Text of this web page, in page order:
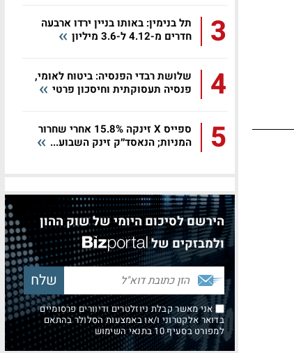
3
תל בנימין: באותו בניין ירדו ארבעה
חדרים מ-4.12 ל-3.6 מיליון
4
שלושת רבדי הפנסיה: ביטוח לאומי,
פנסיה תעסוקתית וחיסכון פרטי
5
ספייס X זינקה 15.8% אחרי שחרור
המניות; הנאסד״ק זינק השבוע...
הירשם לסיכום היומי של שוק ההון
ולמבזקים של
אני מאשר קבלת ניוזלטרים ודיוורים פרסומיים
בדואר אלקטרוני ו/או באמצעות הסלולר בהתאם
למפורט בסעיף 10 בתנאי השימוש